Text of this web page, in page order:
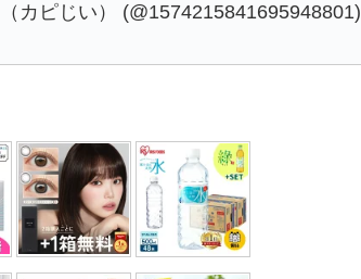
カピじい） (@1574215841695948801)